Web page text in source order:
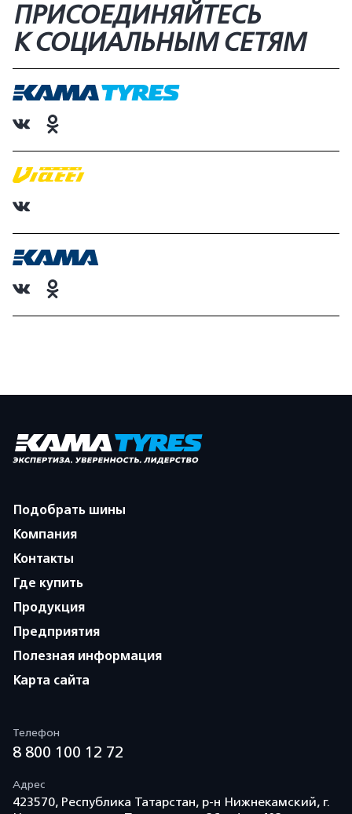
ПРИСОЕДИНЯЙТЕСЬ
К СОЦИАЛЬНЫМ СЕТЯМ
Подобрать шины
Компания
Контакты
Где купить
Продукция
Предприятия
Полезная информация
Карта сайта
Телефон
8 800 100 12 72
Адрес
423570, Республика Татарстан, р-н Нижнекамский, г.